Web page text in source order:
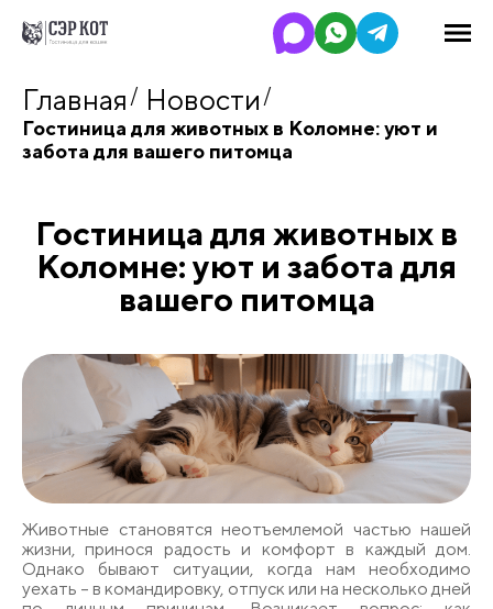
Главная Новости
Гостиница для животных в Коломне: уют и
забота для вашего питомца
Гостиница для животных в
Коломне: уют и забота для
вашего питомца
Животные становятся неотъемлемой частью нашей
жизни, принося радость и комфорт в каждый дом.
Однако бывают ситуации, когда нам необходимо
уехать – в командировку, отпуск или на несколько дней